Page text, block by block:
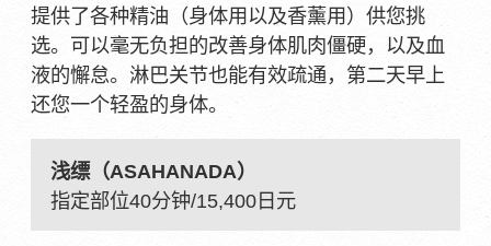
提供了各种精油（身体用以及香薰用）供您挑
选。可以毫无负担的改善身体肌肉僵硬，以及血
液的懈怠。淋巴关节也能有效疏通，第二天早上
还您一个轻盈的身体。
浅缥（ASAHANADA）
指定部位40分钟/15,400日元